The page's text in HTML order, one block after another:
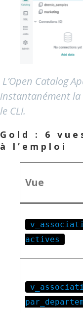
L’Open Catalog
instantanément la
le CLI.
Gold : 6
à l’emploi
Vue
actives